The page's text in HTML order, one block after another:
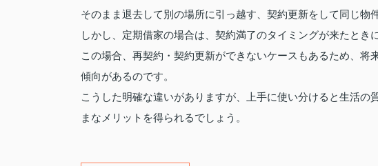
そのまま退去して別の場所に引っ越す、契約更新をして同じ物
しかし、定期借家の場合は、契約満了のタイミングが来たとき
この場合、再契約・契約更新ができないケースもあるため、将
傾向があるのです。
こうした明確な違いがありますが、上手に使い分けると生活
まなメリットを得られるでしょう。